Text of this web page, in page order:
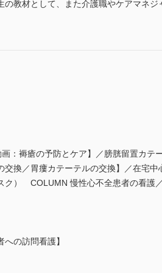
教材として、また介護職やケアマネ
褥瘡の予防とケア】／膀胱留置カテ
換／胃瘻カテーテルの交換】／在宅
ク） COLUMN 慢性心不全患者の看護
の訪問看護】